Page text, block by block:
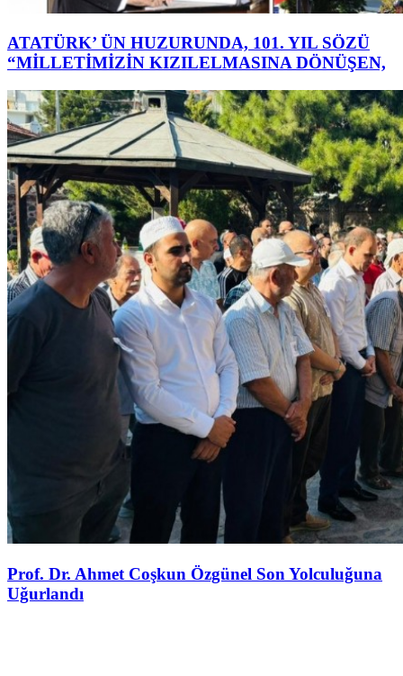
ATATÜRK’ ÜN HUZURUNDA, 101. YIL SÖZÜ
“MİLLETİMİZİN KIZILELMASINA DÖNÜŞEN,
Prof. Dr. Ahmet Coşkun Özgünel Son Yolculuğuna
Uğurlandı